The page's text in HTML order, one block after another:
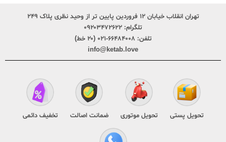
تهران انقلاب خیابان ۱۲ فروردین پایین تر از وحید نظری پلاک ۲۴۹
تلگرام: ۰۹۲۰۳۴۷۲۶۲۲
تلفن: ۶۶۴۸۴۰۰۸-۰۲۱ (۲۰ خط)
info@ketab.love
تحویل پستی تحویل موتوری ضمانت اصالت تخفیف دائمی